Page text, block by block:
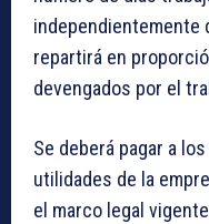
independientemente
repartirá en
devengados por el
Se deberá pagar a
utilidades de la
el marco legal